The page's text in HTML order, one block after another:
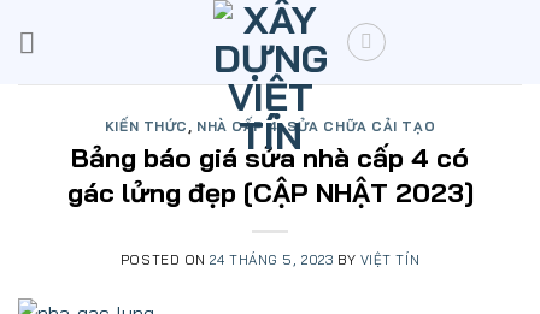
KIẾN THỨC , NHÀ CẤP 4,SỬA CHỮA CẢI TẠO
Bảng báo giá sửa nhà cấp 4 có
gác lửng đẹp [CẬP NHẬT 2023]
POSTED ON24 THÁNG 5, 2023 BY VIỆT TÍN